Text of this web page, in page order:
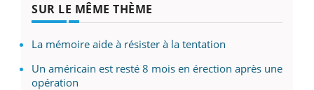
SUR LE MÊME THÈME
La mémoire aide à résister à la tentation
Un américain est resté 8 mois en érection après une
opération